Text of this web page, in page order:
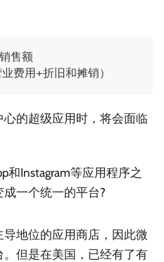
售额
费用+折旧和摊销）
的超级应用时，将会面临
和Instagram等应用程序之
一个统一的平台?
地位的应用商店，因此微
但是在美国，已经有了有